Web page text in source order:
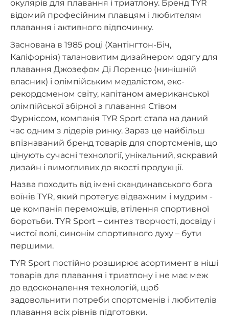
окулярів для плавання і триатлону. Бренд ТYR
відомий професійним плавцям і любителям
плавання і активного відпочинку.
Заснована в 1985 році (Хантінгтон-Біч,
Каліфорнія) талановитим дизайнером одягу для
плавання Джозефом Ді Лоренцо (нинішній
власник) і олімпійським медалістом, екс-
рекордсменом світу, капітаном американської
олімпійської збірної з плавання Стівом
Фурніссом, компанія TYR Sport стала на даний
час одним з лідерів ринку. Зараз це найбільш
впізнаваний бренд товарів для спортсменів, що
цінують сучасні технології, унікальний, яскравий
дизайн і вимогливих до якості продукції.
Назва походить від імені скандинавського бога
воїнів TYR, який протегує відважним і мудрим -
це компанія переможців, втілення спортивної
боротьби. TYR Sport – синтез творчості, досвіду і
чистої волі, синонім спортивного духу – бути
першими.
TYR Sport постійно розширює асортимент в ніші
товарів для плавання і триатлону і не має меж
до вдосконалення технологій, щоб
задовольнити потреби спортсменів і любителів
плавання всіх рівнів підготовки.